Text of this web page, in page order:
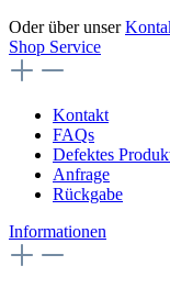
Oder über unser
Shop Service
Kontakt
FAQs
Defektes
Anfrage
Rückgabe
Informationen